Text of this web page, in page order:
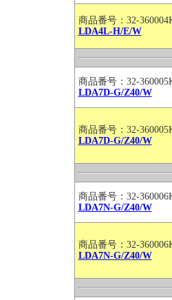
商品番号：32-
LDA4L-H/E/W
商品番号：32-
LDA7D-G/Z40/W
商品番号：32-
LDA7D-G/Z40/W
商品番号：32-
LDA7N-G/Z40/W
商品番号：32-
LDA7N-G/Z40/W